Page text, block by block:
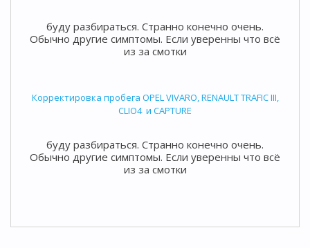
буду разбираться. Странно конечно очень.
Обычно другие симптомы. Если уверенны что всё
из за смотки
Корректировка пробега OPEL VIVARO, RENAULT TRAFIC III,
CLIO4 и CAPTURE
буду разбираться. Странно конечно очень.
Обычно другие симптомы. Если уверенны что всё
из за смотки